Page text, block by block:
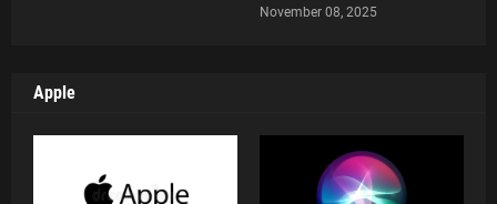
November 08, 2025
Apple